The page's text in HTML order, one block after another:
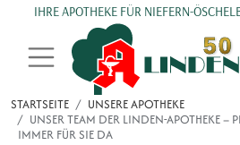
Direkt zum Inhalt
IHRE APOTHEKE FÜR NIEFERN-
STARTSEITE
UNSERE APOTHEKE
UNSER TEAM DER LINDEN-APOTHEKE –
IMMER FÜR SIE DA